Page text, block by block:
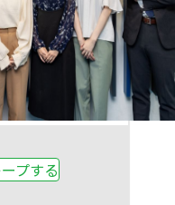
プする